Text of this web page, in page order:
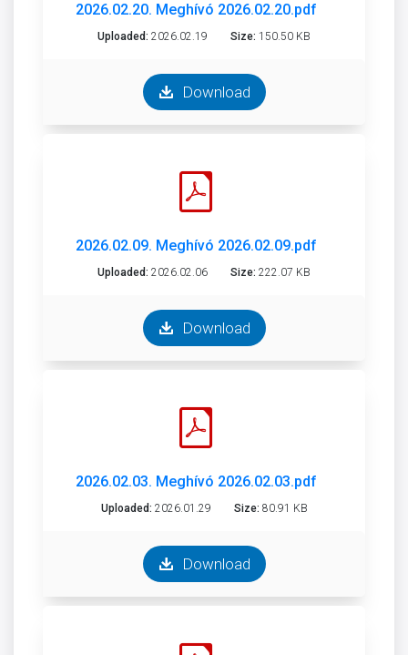
2026.02.20. Meghívó 2026.02.20.pdf
Uploaded: 2026.02.19 Size: 150.50 KB
Download
2026.02.09. Meghívó 2026.02.09.pdf
Uploaded: 2026.02.06 Size: 222.07 KB
Download
2026.02.03. Meghívó 2026.02.03.pdf
Uploaded: 2026.01.29 Size: 80.91 KB
Download